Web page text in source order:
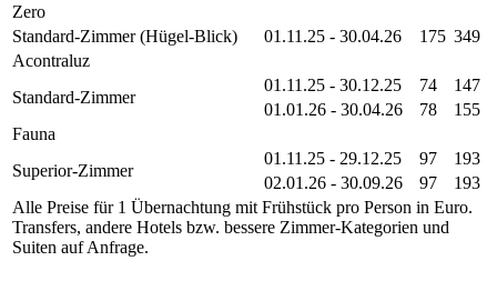
Zero
Standard-Zimmer (Hügel-Blick)
01.11.25 - 30.04.26 175 349
Acontraluz
Standard-Zimmer
01.11.25 - 30.12.25 74
147
01.01.26 - 30.04.26
78
155
Fauna
Superior-Zimmer
01.11.25 - 29.12.25 97
193
02.01.26 - 30.09.26
97
193
Alle Preise für 1 Übernachtung mit Frühstück pro Person in Euro.
Transfers, andere Hotels bzw. bessere Zimmer-Kategorien und
Suiten auf Anfrage.